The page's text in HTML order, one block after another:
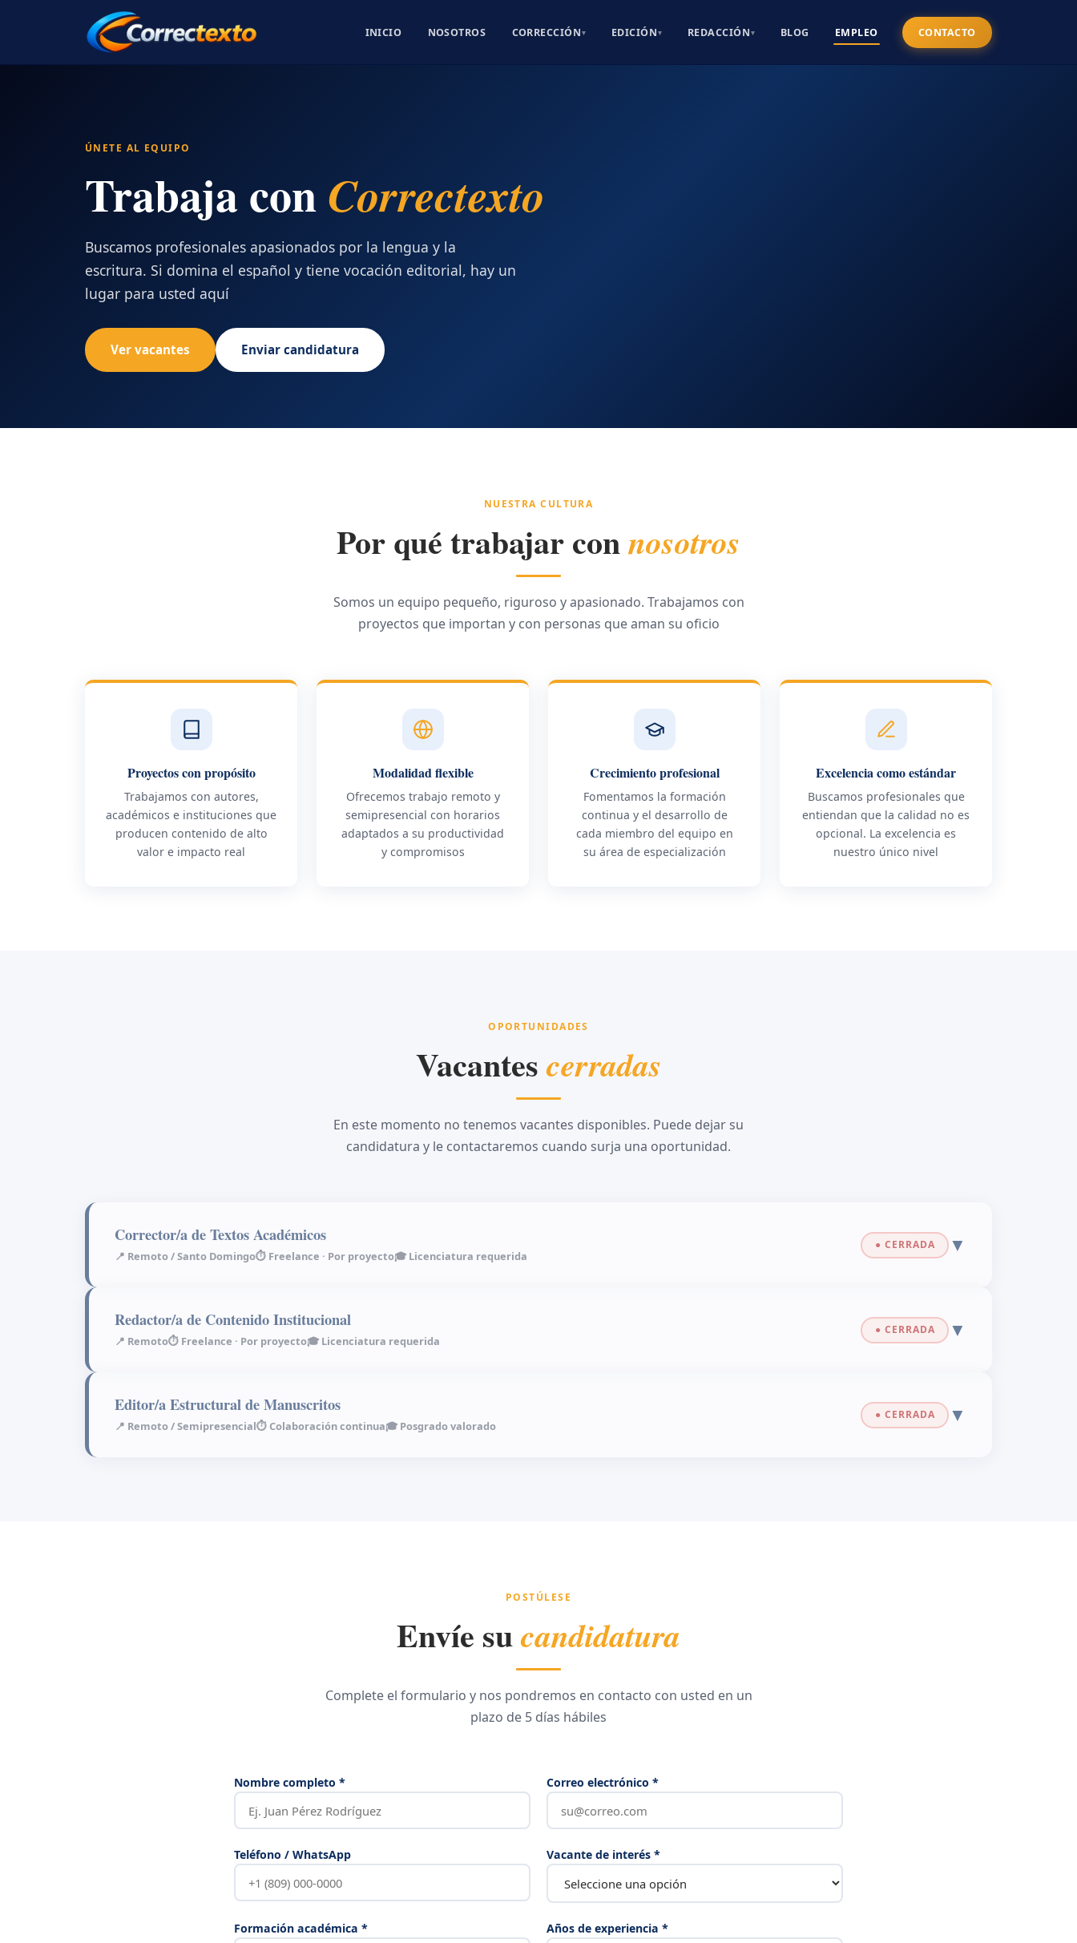
INICIO NOSOTROS CORRECCIÓN▾ EDICIÓN▾ REDACCIÓN▾ BLOG EMPLEO CONTACTO
ÚNETE AL EQUIPO
Trabaja conCorrectexto
Buscamos profesionales apasionados por la lengua y la
escritura. Si domina el español y tiene vocación editorial, hay un
lugar para usted aquí
Ver vacantes Enviar candidatura
NUESTRA CULTURA
Por qué trabajar connosotros
Somos un equipo pequeño, riguroso y apasionado. Trabajamos con
proyectos que importan y con personas que aman su oficio
Proyectos con propósito
Trabajamos con autores,
académicos e instituciones que
producen contenido de alto
valor e impacto real
Modalidad flexible
Ofrecemos trabajo remoto y
semipresencial con horarios
adaptados a su productividad
y compromisos
Crecimiento profesional
Fomentamos la formación
continua y el desarrollo de
cada miembro del equipo en
su área de especialización
Excelencia como estándar
Buscamos profesionales que
entiendan que la calidad no es
opcional. La excelencia es
nuestro único nivel
OPORTUNIDADES
Vacantescerradas
En este momento no tenemos vacantes disponibles. Puede dejar su
candidatura y le contactaremos cuando surja una oportunidad.
Corrector/a de Textos Académicos
📍 Remoto / Santo Domingo⏱ Freelance · Por proyecto🎓 Licenciatura requerida ▼
Redactor/a de Contenido Institucional
📍 Remoto⏱ Freelance · Por proyecto🎓 Licenciatura requerida ▼
Editor/a Estructural de Manuscritos
📍 Remoto / Semipresencial⏱ Colaboración continua🎓 Posgrado valorado ▼
POSTÚLESE
Envíe sucandidatura
Complete el formulario y nos pondremos en contacto con usted en un
plazo de 5 días hábiles
Nombre completo * Correo electrónico *
Teléfono / WhatsApp Vacante de interés *
Formación académica * Años de experiencia *